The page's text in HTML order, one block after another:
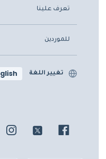
تعرف علينا
للموردين
تغيير اللغة